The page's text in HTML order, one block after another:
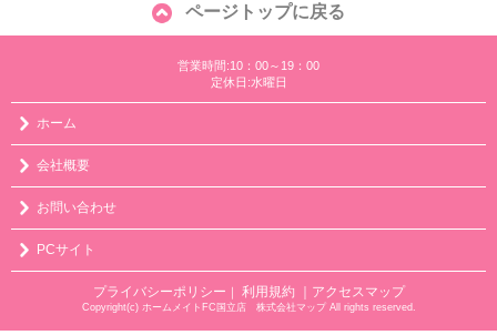
ページトップに戻る
営業時間:10：00～19：00
定休日:水曜日
ホーム
会社概要
お問い合わせ
PCサイト
プライバシーポリシー ｜ 利用規約 ｜アクセスマップ
Copyright(c) ホームメイトFC国立店 株式会社マップ All rights reserved.